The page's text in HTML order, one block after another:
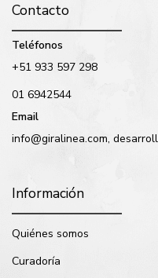
Contacto
Teléfonos
+51 933 597 298
01 6942544
Email
info@giralinea.com,
Información
Quiénes somos
Curadoría